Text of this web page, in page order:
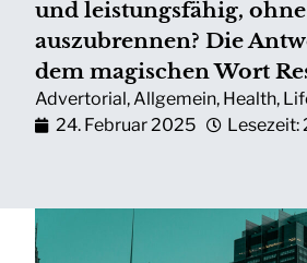
und leistungsfähig, ohne
auszubrennen? Die
dem magischen Wort
Advertorial,Allgemein, Health,
24. Februar 2025
Lesezeit: